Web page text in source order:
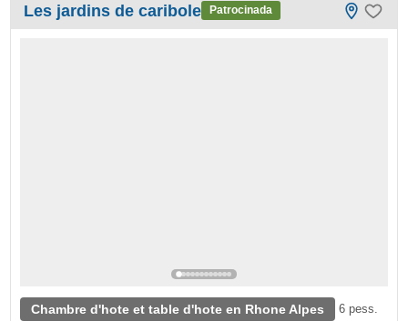
Les jardins de caribole Patrocinada
Chambre d'hote et table d'hote en Rhone Alpes 6 pess.